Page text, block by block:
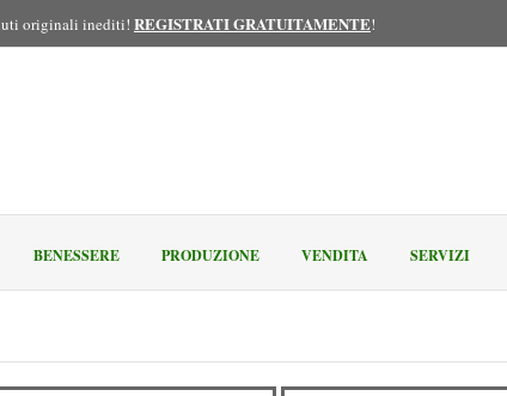
originali inediti! REGISTRATI GRATUITAMENTE!
BENESSERE PRODUZIONE VENDITA SERVIZI